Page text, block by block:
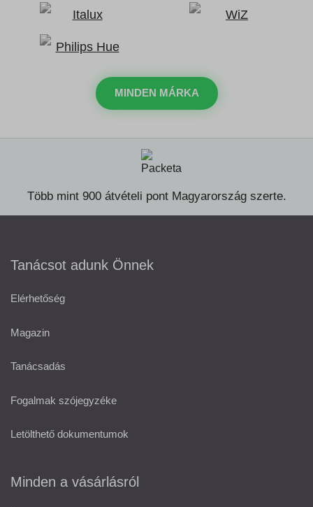
MINDEN MÁRKA
Több mint 900 átvételi pont Magyarország szerte.
Tanácsot adunk Önnek
Elérhetőség
Magazin
Tanácsadás
Fogalmak szójegyzéke
Letölthető dokumentumok
Minden a vásárlásról